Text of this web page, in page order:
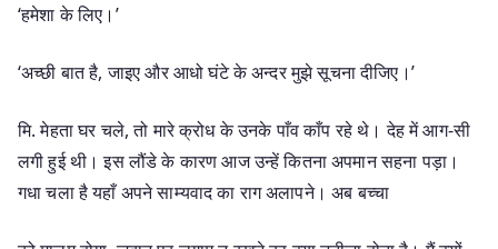
‘हमेशा के लिए।’
‘अच्छी बात है, जाइए और आधो घंटे के अन्दर मुझे सूचना दीजिए।’
मि. मेहता घर चले, तो मारे क्रोध के उनके पाँव काँप रहे थे। देह में आग-सी
लगी हुई थी। इस लौंडे के कारण आज उन्हें कितना अपमान सहना पड़ा।
गधा चला है यहाँ अपने साम्यवाद का राग अलापने। अब बच्चा